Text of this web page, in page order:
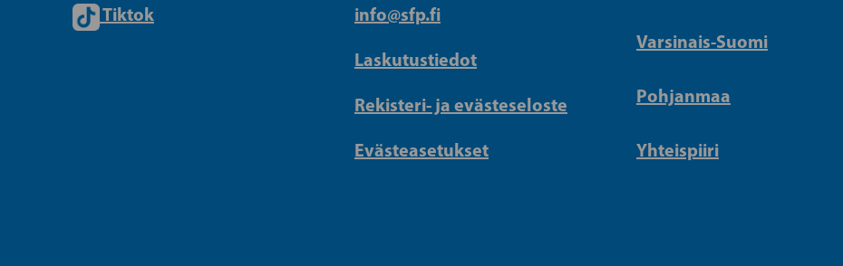
Tiktok
info@sfp.fi
Laskutustiedot
Rekisteri- ja evästeseloste
Evästeasetukset
Varsinais-Suomi
Pohjanmaa
Yhteispiiri